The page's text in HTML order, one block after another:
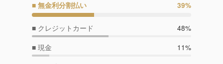
■ 無金利分割払い 39%
■ クレジットカード
48%
■ 現金
11%